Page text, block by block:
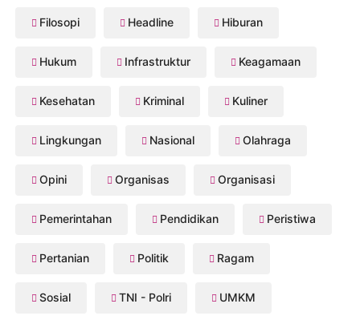
Filosopi Headline Hiburan
Hukum Infrastruktur Keagamaan
Kesehatan Kriminal Kuliner
Lingkungan Nasional Olahraga
Opini Organisas Organisasi
Pemerintahan Pendidikan Peristiwa
Pertanian Politik Ragam
Sosial TNI - Polri UMKM